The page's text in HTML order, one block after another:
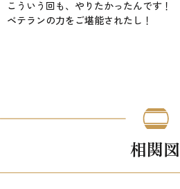
こういう回も、やりたかったんです！
ベテランの力をご堪能されたし！
相関図